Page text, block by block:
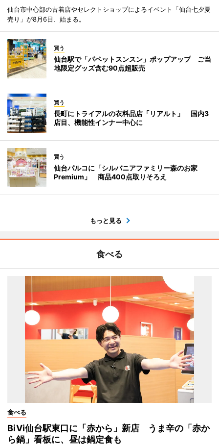
仙台市中心部の古着店やセレクトショップによるイベント「仙台七夕夏
売り」が8月6日、始まる。
買う
仙台駅で「パペットスンスン」ポップアップ ご当
地限定グッズ含む90点超販売
買う
長町にトライアルの衣料品店「リアルト」 国内3
店目、機能性インナー中心に
買う
仙台パルコに「シルバニアファミリー森のお家
Premium」 商品400点取りそろえ
もっと見る
食べる
食べる
BiVi仙台駅東口に「赤から」新店 うま辛の「赤か
ら鍋」看板に、昼は鍋定食も